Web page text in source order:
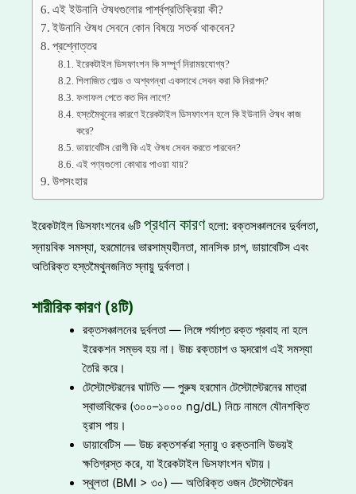
এই ইউনানি ঔষধগুলোর পার্শ্বপ্রতিক্রিয়া কী?
ইউনানি ঔষধ সেবনে কোন বিষয়ে সতর্ক থাকবেন?
প্রশ্নোত্তর
ইরেকটাইল ডিসফাংশন কি সম্পূর্ণ নিরাময়যোগ্য?
শিলাজিত গোল্ড ও অশ্বগন্ধা একসাথে সেবন করা কি নিরাপদ?
ফলাফল পেতে কত দিন লাগে?
হস্তমৈথুনের কারণে ইরেকটাইল ডিসফাংশন হলে কি ইউনানি ঔষধ কাজ
করে?
ডায়াবেটিস রোগী কি এই ঔষধ সেবন করতে পারবেন?
এই পণ্যগুলো কোথায় পাওয়া যায়?
উপসংহার
ইরেকটাইল ডিসফাংশনের ৬টি প্রধান কারণহলো: রক্তসঞ্চালনের দুর্বলতা,
স্নায়বিক সমস্যা, হরমোনের ভারসাম্যহীনতা, মানসিক চাপ, ডায়াবেটিস এবং
অতিরিক্ত হস্তমৈথুনজনিত স্নায়ু দুর্বলতা।
শারীরিক কারণ (৪টি)
রক্তসঞ্চালনের দুর্বলতা — লিঙ্গে পর্যাপ্ত রক্ত প্রবাহ না হলে
ইরেকশন সম্ভব হয় না। উচ্চ রক্তচাপ ও হৃদরোগ এই সমস্যা
তৈরি করে।
টেস্টোস্টেরনের ঘাটতি — পুরুষ হরমোন টেস্টোস্টেরনের মাত্রা
স্বাভাবিকের (৩০০–১০০০ ng/dL) নিচে নামলে যৌনশক্তি
হ্রাস পায়।
ডায়াবেটিস — উচ্চ রক্তশর্করা স্নায়ু ও রক্তনালি উভয়ই
ক্ষতিগ্রস্ত করে, যা ইরেকটাইল ডিসফাংশন ঘটায়।
স্থূলতা (BMI > ৩০) — অতিরিক্ত ওজন টেস্টোস্টেরন